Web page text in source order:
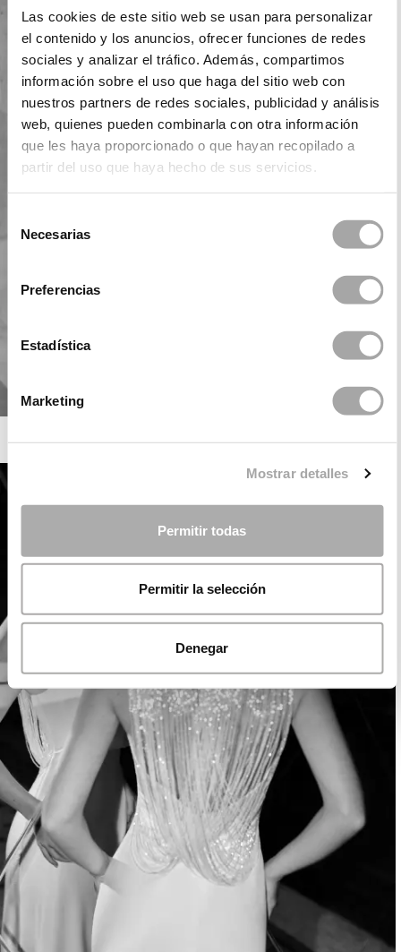
Las cookies de este sitio web se usan para personalizar
el contenido y los anuncios, ofrecer funciones de redes
sociales y analizar el tráfico. Además, compartimos
información sobre el uso que haga del sitio web con
nuestros partners de redes sociales, publicidad y análisis
web, quienes pueden combinarla con otra información
que les haya proporcionado o que hayan recopilado a
partir del uso que haya hecho de sus servicios.
Necesarias
Preferencias
Estadística
Marketing
Mostrar detalles
Permitir todas
Permitir la selección
Denegar